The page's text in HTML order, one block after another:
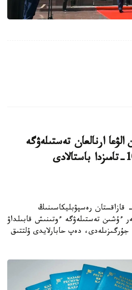
الۋعا ارنالعان تەستىلەۋگە
استانا. KAZINFORM - قازاقستان رەسپۋبليكاسىنىڭ
ءۇشىن تەستىلەۋگە ءوتىنىش قابىلداۋ
جۇرگىزىلەدى، دەپ حابارلايدى ۇلتتىق